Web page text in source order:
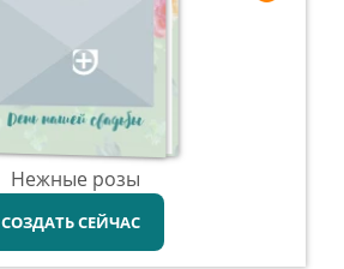
Нежные розы
СОЗДАТЬ СЕЙЧАС